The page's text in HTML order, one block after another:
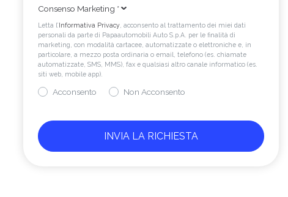
Consenso Marketing *
Letta l’Informativa Privacy , acconsento al trattamento dei miei dati
personali da parte di Papaautomobili Auto S.p.A. per le finalità di
marketing, con modalità cartacee, automatizzate o elettroniche e, in
particolare, a mezzo posta ordinaria o email, telefono (es. chiamate
automatizzate, SMS, MMS), fax e qualsiasi altro canale informatico (es.
siti web, mobile app).
Acconsento Non Acconsento